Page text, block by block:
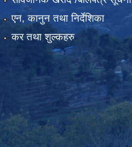
एन, कानुन तथा निर्देशिका
कर तथा शुल्कहरु